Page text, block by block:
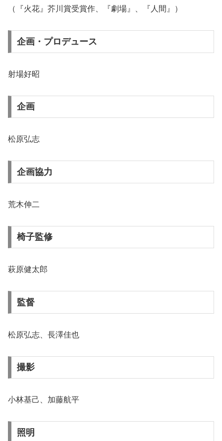
（『火花』芥川賞受賞作、『劇場』、『人間』）
企画・プロデュース
射場好昭
企画
松原弘志
企画協力
荒木伸二
椅子監修
萩原健太郎
監督
松原弘志、長澤佳也
撮影
小林基己、加藤航平
照明